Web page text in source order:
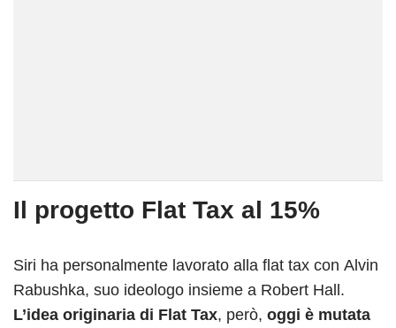
Il progetto Flat Tax al 15%
Siri ha personalmente lavorato alla flat tax con Alvin
Rabushka, suo ideologo insieme a Robert Hall.
L’idea originaria di Flat Tax, però, oggi è mutata